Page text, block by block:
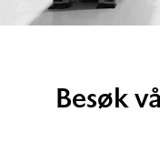
Besøk